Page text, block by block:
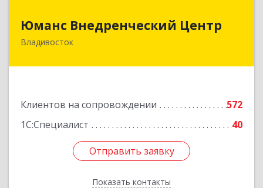
Юманс Внедренческий Центр
Владивосток
Клиентов на сопровождении
572
1С:Специалист
40
Отправить заявку
Показать контакты
Юманс Внедренческий Центр
690014, Приморский край, Владивосток г,
Отправить заявку
Назад